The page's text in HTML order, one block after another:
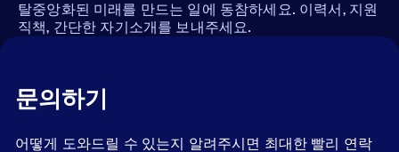
탈중앙화된 미래를 만드는 일에 동참하세요. 이력서, 지원
직책, 간단한 자기소개를 보내주세요.
문의하기
어떻게 도와드릴 수 있는지 알려주시면 최대한 빨리 연락